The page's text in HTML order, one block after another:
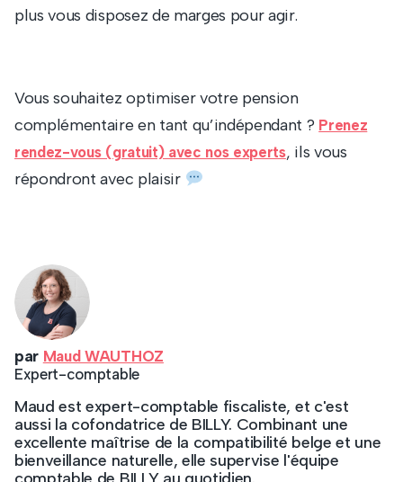
plus vous disposez de marges pour agir.
Vous souhaitez optimiser votre pension
complémentaire en tant qu’indépendant ? Prenez
rendez-vous (gratuit) avec nos experts, ils vous
répondront avec plaisir
par Maud WAUTHOZ
Expert-comptable
Maud est expert-comptable fiscaliste, et c'est
aussi la cofondatrice de BILLY. Combinant une
excellente maîtrise de la compatibilité belge et une
bienveillance naturelle, elle supervise l'équipe